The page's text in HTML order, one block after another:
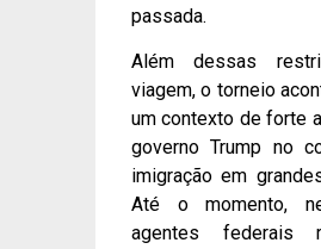
passada.
Além dessas
viagem, o torneio
um contexto de forte
governo Trump no
imigração em
Até o momento,
agentes federais